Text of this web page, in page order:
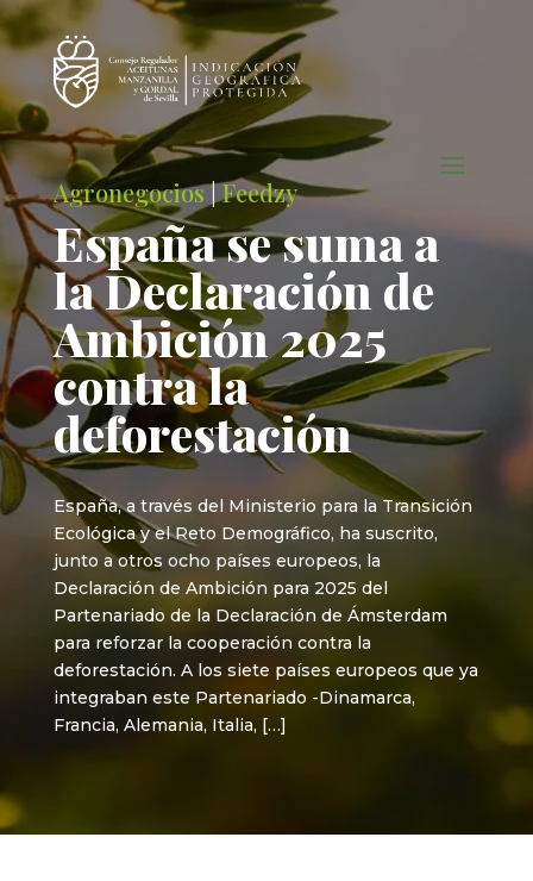
Agronegocios|Feedzy
España se suma a
la Declaración de
Ambición 2025
contra la
deforestación
España, a través del Ministerio para la Transición
Ecológica y el Reto Demográfico, ha suscrito,
junto a otros ocho países europeos, la
Declaración de Ambición para 2025 del
Partenariado de la Declaración de Ámsterdam
para reforzar la cooperación contra la
deforestación. A los siete países europeos que ya
integraban este Partenariado -Dinamarca,
Francia, Alemania, Italia, […]